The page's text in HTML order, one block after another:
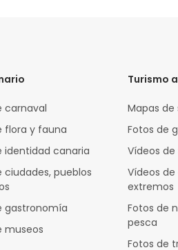
carnaval
flora y fauna
identidad canaria
ciudades, pueblos
gastronomía
museos
Turismo
Mapas
Fotos de
Vídeos de
Vídeos
extremos
Fotos de
pesca
Fotos de